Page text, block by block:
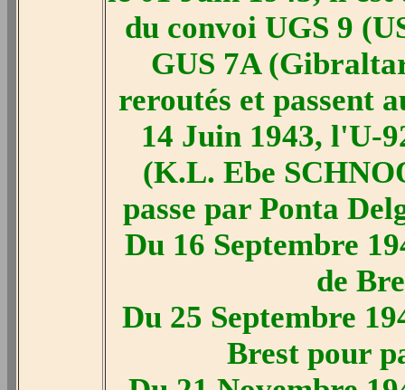
du convoi UGS 9
GUS 7A
reroutés et passent
14 Juin 1943, l'U-
(K.L. Ebe
passe par Ponta
Du 16 Septembre
de
Du 25 Septembre
Brest pour